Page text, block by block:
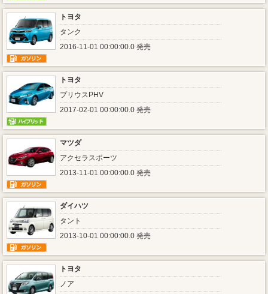
トヨタ
タンク
2016-11-01 00:00:00.0 発売
トヨタ
プリウスPHV
2017-02-01 00:00:00.0 発売
マツダ
アクセラスポーツ
2013-11-01 00:00:00.0 発売
ダイハツ
タント
2013-10-01 00:00:00.0 発売
トヨタ
ノア